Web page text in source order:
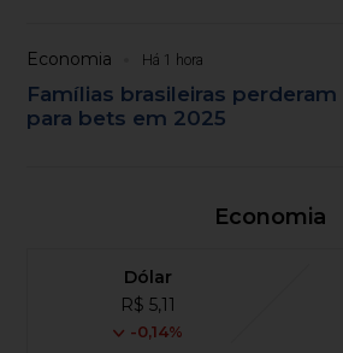
Economia Há 1 hora
Famílias brasileiras
para bets em 2025
Economia
Dólar
R$ 5,11
-0,14%